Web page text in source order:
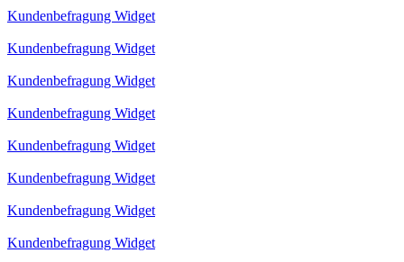
Kundenbefragung Widget
Kundenbefragung Widget
Kundenbefragung Widget
Kundenbefragung Widget
Kundenbefragung Widget
Kundenbefragung Widget
Kundenbefragung Widget
Kundenbefragung Widget